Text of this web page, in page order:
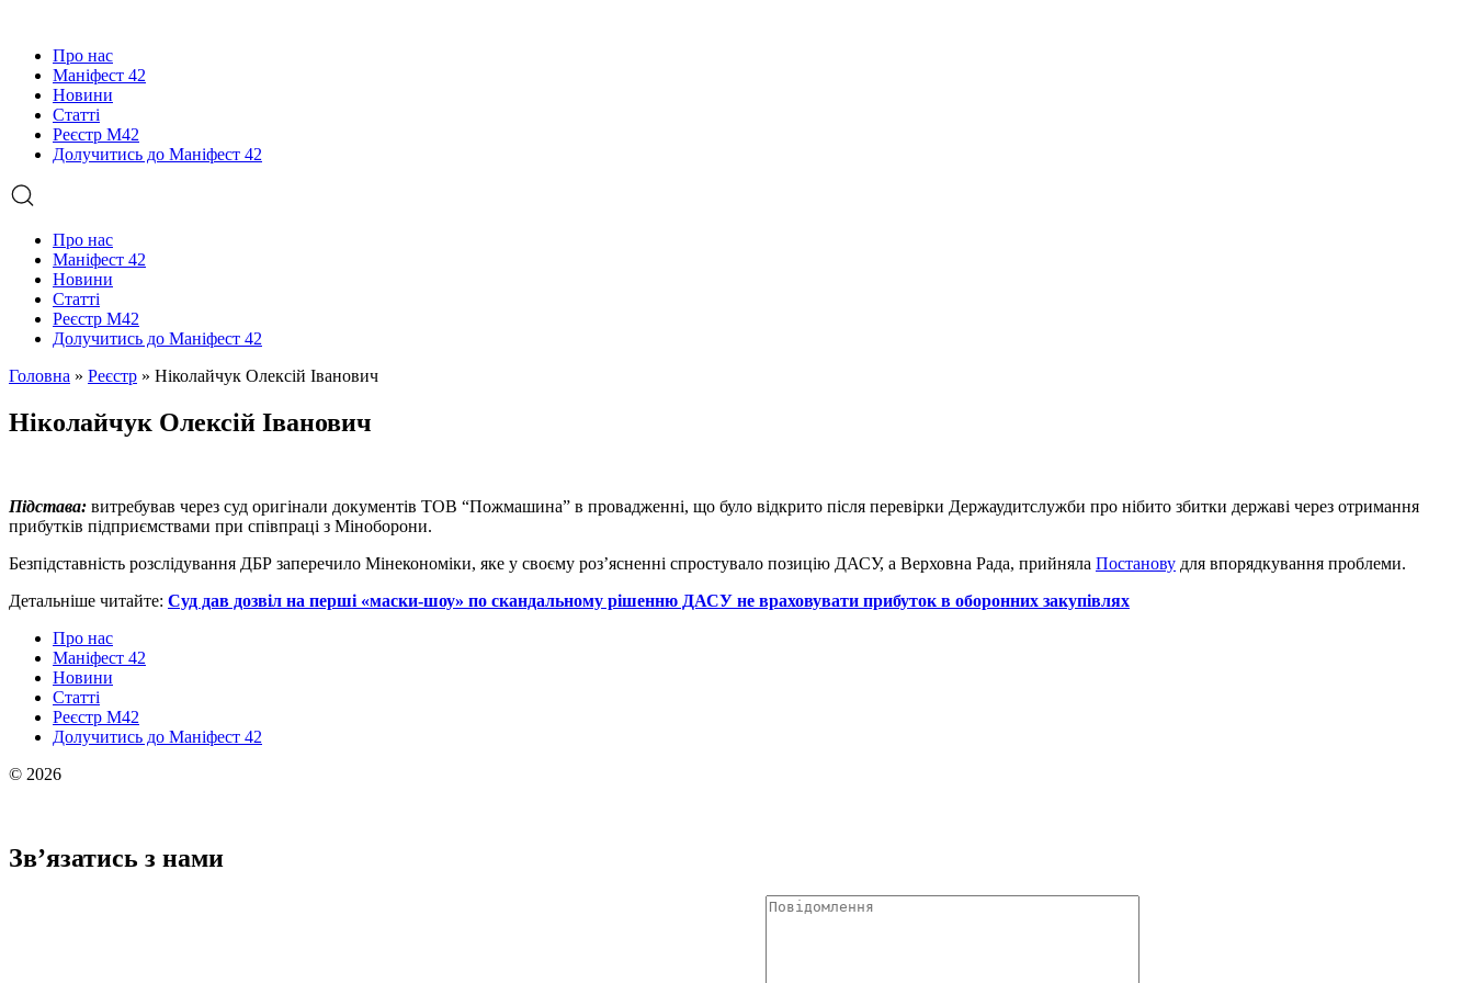
Про нас
Маніфест 42
Новини
Статті
Реєстр М42
Долучитись до Маніфест 42
Про нас
Маніфест 42
Новини
Статті
Реєстр М42
Долучитись до Маніфест 42
Головна » Реєстр » Ніколайчук Олексій Іванович
Ніколайчук Олексій Іванович
Підстава: витребував через суд оригінали документів ТОВ “Пожмашина” в провадженні, що було відкрито після перевірки Держаудитслужби про нібито збитки державі через отримання
прибутків підприємствами при співпраці з Міноборони.
Безпідставність розслідування ДБР заперечило Мінекономіки, яке у своєму роз’ясненні спростувало позицію ДАСУ, а Верховна Рада, прийняла Постанову для впорядкування проблеми.
Детальніше читайте: Суд дав дозвіл на перші «маски-шоу» по скандальному рішенню ДАСУ не враховувати прибуток в оборонних закупівлях
Про нас
Маніфест 42
Новини
Статті
Реєстр М42
Долучитись до Маніфест 42
© 2026
Зв’язатись з нами